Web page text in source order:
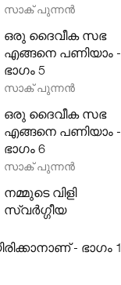
സാക് പുന്നൻ
ഒരു ദൈവീക സഭ
എങ്ങനെ പണിയാം -
ഭാഗം 5
സാക് പുന്നൻ
ഒരു ദൈവീക സഭ
എങ്ങനെ പണിയാം -
ഭാഗം 6
സാക് പുന്നൻ
നമ്മുടെ വിളി
സ്വർഗ്ഗീയ
- ഭാഗം 1